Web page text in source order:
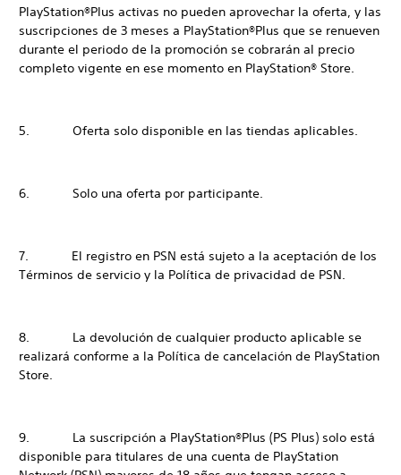
PlayStation®Plus activas no pueden aprovechar la oferta, y las
suscripciones de 3 meses a PlayStation®Plus que se renueven
durante el periodo de la promoción se cobrarán al precio
completo vigente en ese momento en PlayStation® Store.
5. Oferta solo disponible en las tiendas aplicables.
6. Solo una oferta por participante.
7. El registro en PSN está sujeto a la aceptación de los
Términos de servicio y la Política de privacidad de PSN.
8. La devolución de cualquier producto aplicable se
realizará conforme a la Política de cancelación de PlayStation
Store.
9. La suscripción a PlayStation®Plus (PS Plus) solo está
disponible para titulares de una cuenta de PlayStation